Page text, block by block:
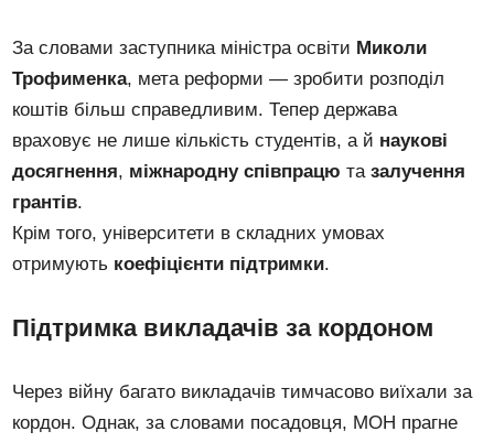
За словами заступника міністра освіти Миколи
Трофименка, мета реформи — зробити розподіл
коштів більш справедливим. Тепер держава
враховує не лише кількість студентів, а й наукові
досягнення, міжнародну співпрацю тазалучення
грантів.
Крім того, університети в складних умовах
отримують коефіцієнти підтримки.
Підтримка викладачів за кордоном
Через війну багато викладачів тимчасово виїхали за
кордон. Однак, за словами посадовця, МОН прагне